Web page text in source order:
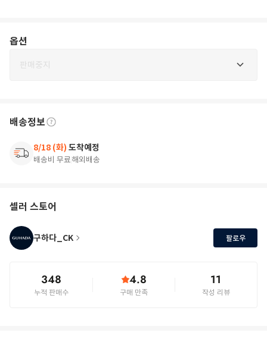
옵션
판매중지
배송정보
8/18 (화) 도착예정
배송비 무료해외배송
셀러 스토어
구하다_CK 팔로우
348
누적 판매수
4.8
구매 만족
11
작성 리뷰